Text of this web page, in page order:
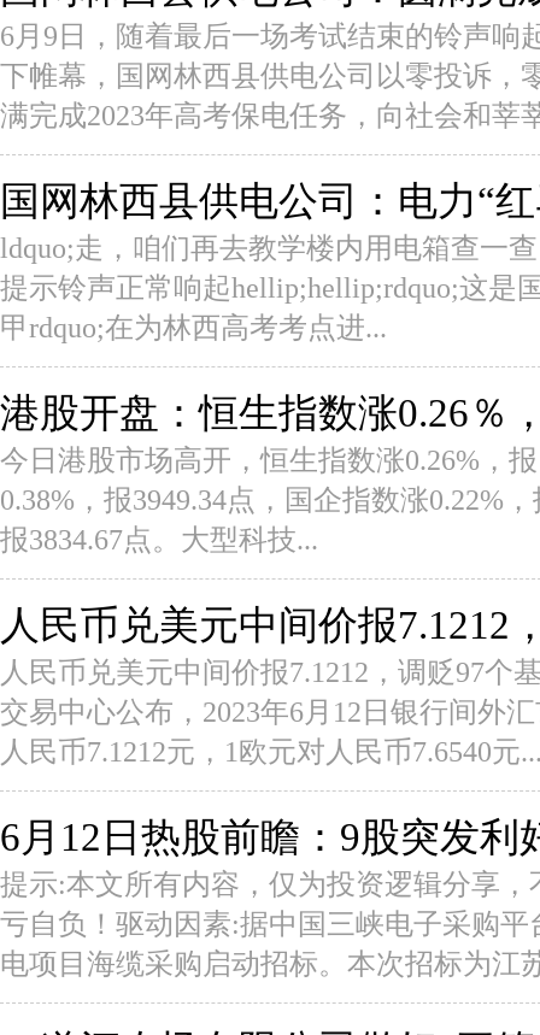
6月9日，随着最后一场考试结束的铃声响
下帷幕，国网林西县供电公司以零投诉，
满完成2023年高考保电任务，向社会和莘
国网林西县供电公司：电力“
ldquo;走，咱们再去教学楼内用电箱查一
提示铃声正常响起hellip;hellip;rdquo;这是
甲rdquo;在为林西高考考点进...
港股开盘：恒生指数涨0.26％
今日港股市场高开，恒生指数涨0.26%，
0.38%，报3949.34点，国企指数涨0.22%
报3834.67点。大型科技...
人民币兑美元中间价报7.1212
人民币兑美元中间价报7.1212，调贬97个
交易中心公布，2023年6月12日银行间外
人民币7.1212元，1欧元对人民币7.6540元
6月12日热股前瞻：9股突发利
提示:本文所有内容，仅为投资逻辑分享
亏自负！驱动因素:据中国三峡电子采购
电项目海缆采购启动招标。本次招标为江